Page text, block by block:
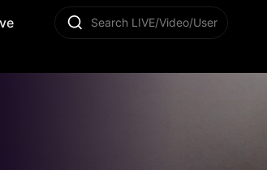
Search LIVE/Video/User